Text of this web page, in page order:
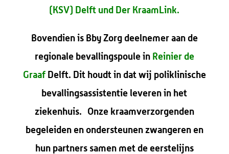
(KSV) Delft und Der KraamLink.
Bovendien is Bby Zorg deelnemer aan de
regionale bevallingspoule in Reinier de
Graaf Delft. Dit houdt in dat wij poliklinische
bevallingsassistentie leveren in het
ziekenhuis. Onze kraamverzorgenden
begeleiden en ondersteunen zwangeren en
hun partners samen met de eerstelijns